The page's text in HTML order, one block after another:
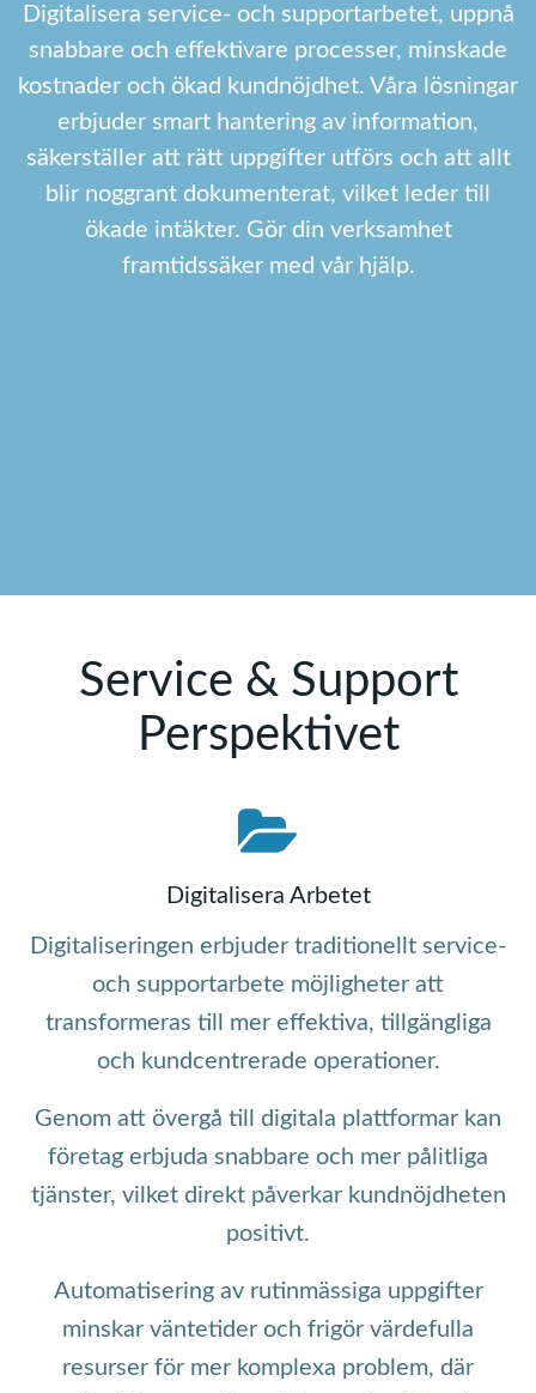
Digitalisera service- och supportarbetet, uppnå
snabbare och effektivare processer, minskade
kostnader och ökad kundnöjdhet. Våra lösningar
erbjuder smart hantering av information,
säkerställer att rätt uppgifter utförs och att allt
blir noggrant dokumenterat, vilket leder till
ökade intäkter. Gör din verksamhet
framtidssäker med vår hjälp.
Service & Support
Perspektivet
Digitalisera Arbetet
Digitaliseringen erbjuder traditionellt service-
och supportarbete möjligheter att
transformeras till mer effektiva, tillgängliga
och kundcentrerade operationer.
Genom att övergå till digitala plattformar kan
företag erbjuda snabbare och mer pålitliga
tjänster, vilket direkt påverkar kundnöjdheten
positivt.
Automatisering av rutinmässiga uppgifter
minskar väntetider och frigör värdefulla
resurser för mer komplexa problem, där